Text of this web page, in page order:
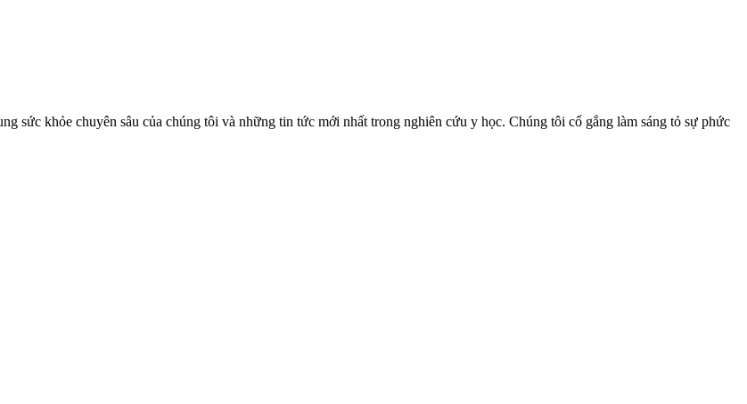
sức khỏe chuyên sâu của chúng tôi và những tin tức mới nhất trong nghiên cứu y học. Chúng tôi cố gắng làm sáng tỏ sự phức